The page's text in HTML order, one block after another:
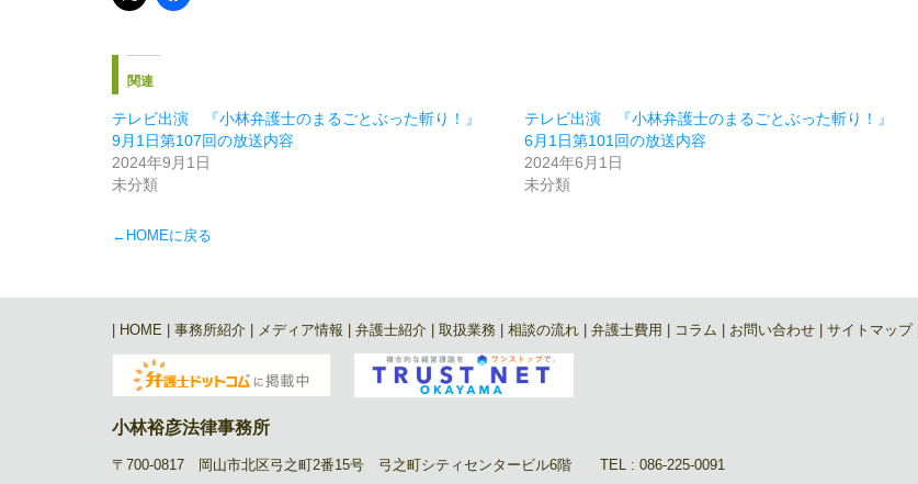
関連
テレビ出演 『小林弁護士のまるごとぶった斬り！』
9月1日第107回の放送内容
2024年9月1日
未分類
テレビ出演 『小林弁護士のまるごとぶった斬り！』
6月1日第101回の放送内容
2024年6月1日
未分類
←HOMEに戻る
HOME 事務所紹介 メディア情報 弁護士紹介 取扱業務 相談の流れ 弁護士費用 コラム お問い合わせ サイトマップ|
小林裕彦法律事務所
〒700-0817 岡山市北区弓之町2番15号 弓之町シティセンタービル6階 TEL : 086-225-0091